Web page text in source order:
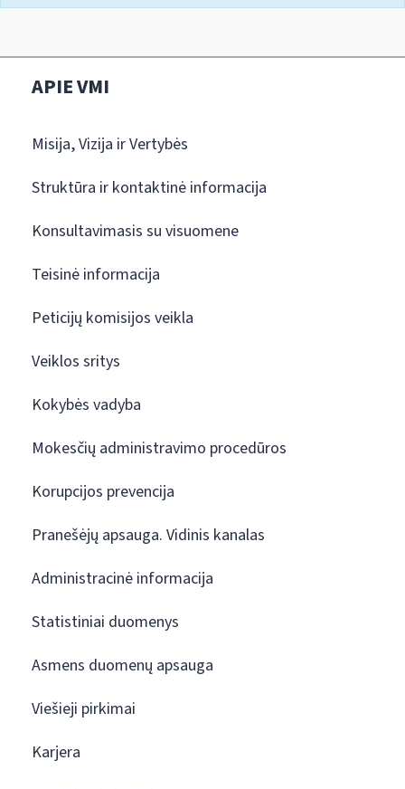
APIE VMI
Misija, Vizija ir Vertybės
Struktūra ir kontaktinė informacija
Konsultavimasis su visuomene
Teisinė informacija
Peticijų komisijos veikla
Veiklos sritys
Kokybės vadyba
Mokesčių administravimo procedūros
Korupcijos prevencija
Pranešėjų apsauga. Vidinis kanalas
Administracinė informacija
Statistiniai duomenys
Asmens duomenų apsauga
Viešieji pirkimai
Karjera